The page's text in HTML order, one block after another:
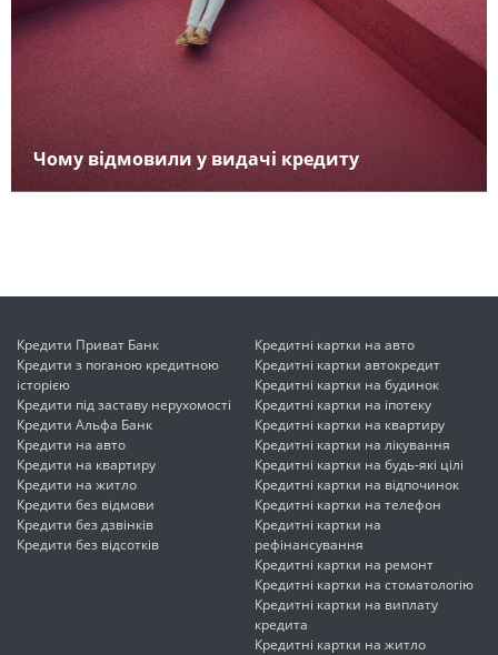
Чому відмовили у видачі кредиту
Кредити Приват Банк
Кредити з поганою кредитною
історією
Кредити під заставу нерухомості
Кредити Альфа Банк
Кредити на авто
Кредити на квартиру
Кредити на житло
Кредити без відмови
Кредити без дзвінків
Кредити без відсотків
Кредитні картки на авто
Кредитні картки автокредит
Кредитні картки на будинок
Кредитні картки на іпотеку
Кредитні картки на квартиру
Кредитні картки на лікування
Кредитні картки на будь-які цілі
Кредитні картки на відпочинок
Кредитні картки на телефон
Кредитні картки на
рефінансування
Кредитні картки на ремонт
Кредитні картки на стоматологію
Кредитні картки на виплату
кредита
Кредитні картки на житло